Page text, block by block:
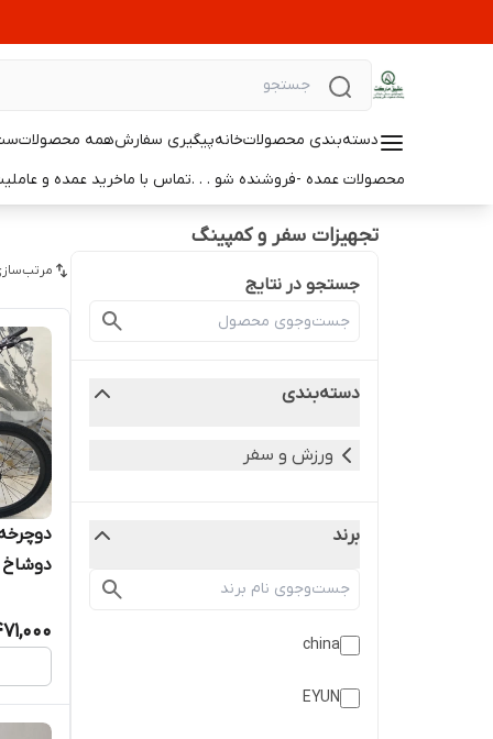
دسته‌بندی محصولاتخانهپیگیری سفارشهمه محصولات
محصولات عمده -فروشنده شو . . .تماس با ماخرید عمده و
تجهیزات سفر و کمپینگ
جستجو در نتایج
دسته‌بندی
ورزش و سفر
برند
china
EYUN
دوشاخ